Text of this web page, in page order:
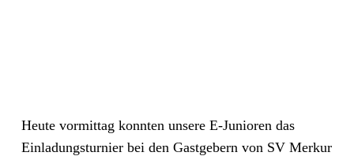
Heute vormittag konnten unsere E-Junioren das
Einladungsturnier bei den Gastgebern von SV Merkur